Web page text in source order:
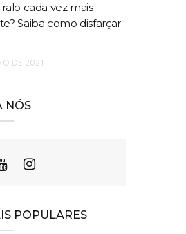
cada vez mais
Saiba como disfarçar
DE 2021
NÓS
POPULARES